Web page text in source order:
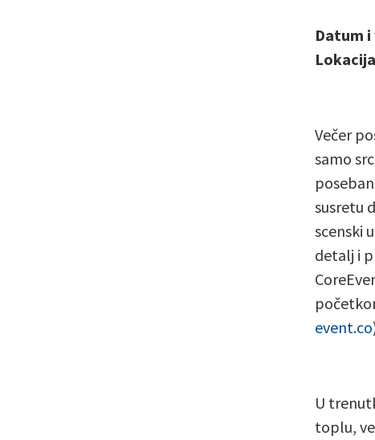
Datum
Večer
samo
susretu
scenski
detalj i
event.co
U
toplu,